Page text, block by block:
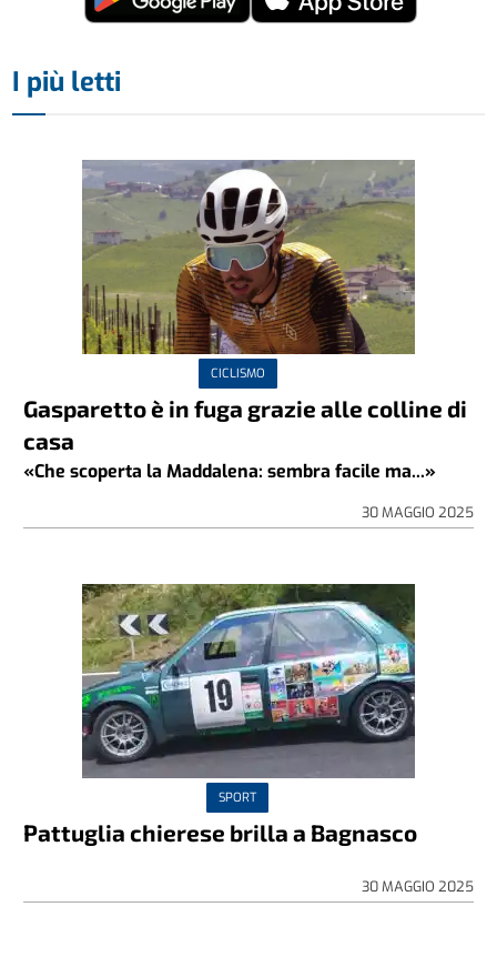
I più letti
CICLISMO
Gasparetto è in fuga grazie alle colline di
casa
«Che scoperta la Maddalena: sembra facile ma...»
30 MAGGIO 2025
SPORT
Pattuglia chierese brilla a Bagnasco
30 MAGGIO 2025